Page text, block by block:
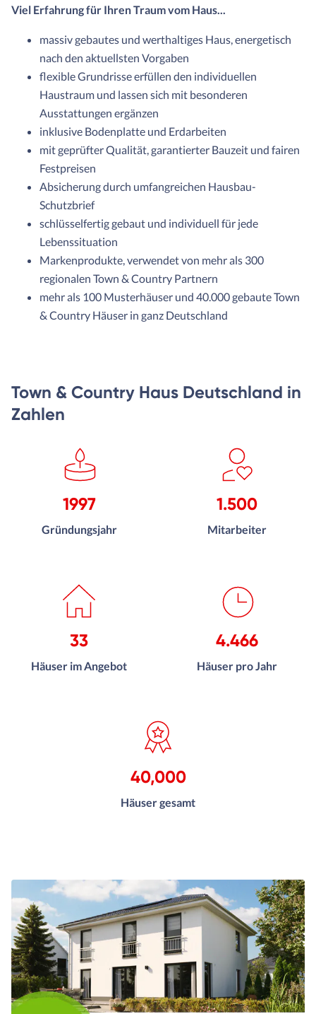
Viel Erfahrung für Ihren Traum vom Haus...
massiv gebautes und werthaltiges Haus, energetisch
nach den aktuellsten Vorgaben
flexible Grundrisse erfüllen den individuellen
Haustraum und lassen sich mit besonderen
Ausstattungen ergänzen
inklusive Bodenplatte und Erdarbeiten
mit geprüfter Qualität, garantierter Bauzeit und fairen
Festpreisen
Absicherung durch umfangreichen Hausbau-
Schutzbrief
schlüsselfertig gebaut und individuell für jede
Lebenssituation
Markenprodukte, verwendet von mehr als 300
regionalen Town & Country Partnern
mehr als 100 Musterhäuser und 40.000 gebaute Town
& Country Häuser in ganz Deutschland
Town & Country Haus Deutschland in
Zahlen
1997
Gründungsjahr
1.500
Mitarbeiter
33
Häuser im Angebot
4.466
Häuser pro Jahr
40,000
Häuser gesamt